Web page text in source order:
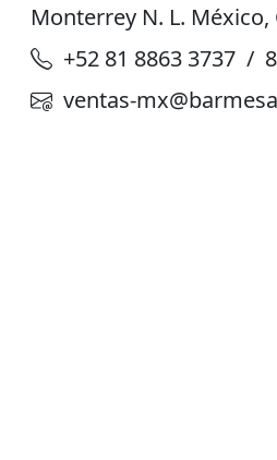
Monterrey N. L. México,
+52 81 8863 3737 /
ventas-